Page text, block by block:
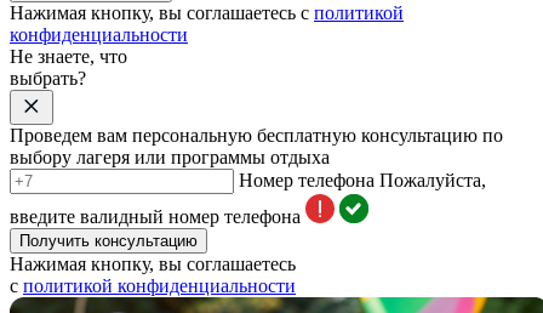
Нажимая кнопку, вы соглашаетесь с политикой
конфиденциальности
Не знаете, что
выбрать?
Проведем вам персональную бесплатную консультацию по
выбору лагеря или программы отдыха
Номер телефона Пожалуйста,
введите валидный номер телефона
Получить консультацию
Нажимая кнопку, вы соглашаетесь
с политикой конфиденциальности